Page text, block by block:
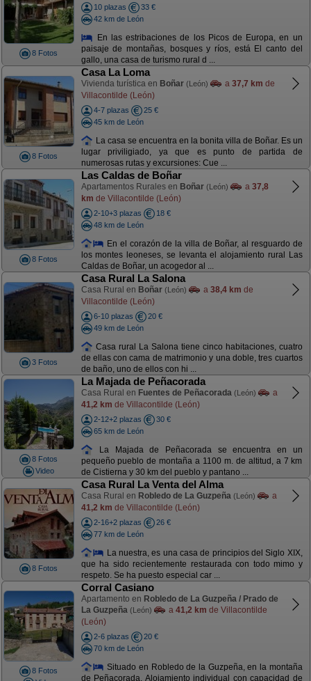
8 Fotos
10 plazas
33 €
42 km de León
En las estribaciones de los Picos de Europa, en un
paisaje de montañas, bosques y ríos, está El canto del
gallo, una casa de turismo rural d ...
8 Fotos
Casa La Loma
Vivienda turística en Boñar (León) a 37,7 km de
Villacontilde (León)
4-7 plazas
25 €
45 km de León
La casa se encuentra en la bonita villa de Boñar. Es un
lugar priviligiado, ya que es punto de partida de
numerosas rutas y excursiones: Cue ...
8 Fotos
Las Caldas de Boñar
Apartamentos Rurales en Boñar (León) a 37,8
km de Villacontilde (León)
2-10+3 plazas
18 €
48 km de León
En el corazón de la villa de Boñar, al resguardo de
los montes leoneses, se levanta el alojamiento rural Las
Caldas de Boñar, un acogedor al ...
3 Fotos
Casa Rural La Salona
Casa Rural en Boñar (León) a 38,4 km de
Villacontilde (León)
6-10 plazas
20 €
49 km de León
Casa rural La Salona tiene cinco habitaciones, cuatro
de ellas con cama de matrimonio y una doble, tres cuartos
de baño, uno de ellos con hi ...
8 Fotos
Video
La Majada de Peñacorada
Casa Rural en Fuentes de Peñacorada (León)
a
41,2 km de Villacontilde (León)
2-12+2 plazas
30 €
65 km de León
La Majada de Peñacorada se encuentra en un
pequeño pueblo de montaña a 1100 m. de altitud, a 7 km
de Cistierna y 30 km del pueblo y pantano ...
8 Fotos
Casa Rural La Venta del Alma
Casa Rural en Robledo de La Guzpeña (León)
a
41,2 km de Villacontilde (León)
2-16+2 plazas
26 €
77 km de León
La nuestra, es una casa de principios del Siglo XIX,
que ha sido recientemente restaurada con todo mimo y
respeto. Se ha puesto especial car ...
8 Fotos
Corral Casiano
Apartamento en Robledo de La Guzpeña / Prado de
La Guzpeña (León) a 41,2 km de Villacontilde
(León)
2-6 plazas
20 €
70 km de León
Situado en Robledo de la Guzpeña, en la montaña
de Peñacorada. Alojamiento individual con capacidad de